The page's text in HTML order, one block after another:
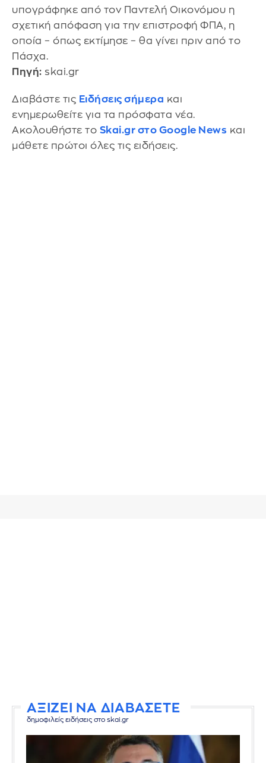
υπογράφηκε από τον Παντελή Οικονόμου η
σχετική απόφαση για την επιστροφή ΦΠΑ, η
οποία – όπως εκτίμησε – θα γίνει πριν από το
Πάσχα.
Πηγή: skai.gr
Διαβάστε τις Ειδήσεις σήμερα και
ενημερωθείτε για τα πρόσφατα νέα.
Ακολουθήστε το Skai.gr στο Google News και
μάθετε πρώτοι όλες τις ειδήσεις.
ΑΞΙΖΕΙ ΝΑ ΔΙΑΒΑΣΕΤΕ
δημοφιλείς ειδήσεις στο skai.gr